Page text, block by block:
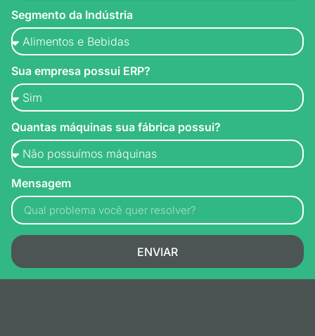
Segmento da Indústria
Sua empresa possui ERP?
Quantas máquinas sua fábrica possui?
Mensagem
ENVIAR